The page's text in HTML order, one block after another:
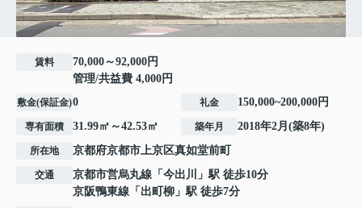
賃料
70,000～92,000円
管理/共益費 4,000円
敷金(保証金)0 礼金 150,000~200,000円
専有面積 31.99㎡～42.53㎡ 築年月 2018年2月(築8年)
所在地 京都府京都市上京区真如堂前町
交通 京都市営烏丸線 「 今出川
」駅 徒歩10分
京阪鴨東線 「 出町柳 」駅 徒歩7分